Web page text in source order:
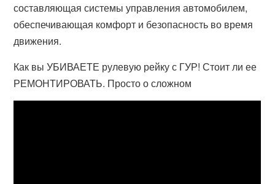
составляющая системы управления автомобилем,
обеспечивающая комфорт и безопасность во время
движения.
Как вы УБИВАЕТЕ рулевую рейку с ГУР! Стоит ли ее
РЕМОНТИРОВАТЬ. Просто о сложном